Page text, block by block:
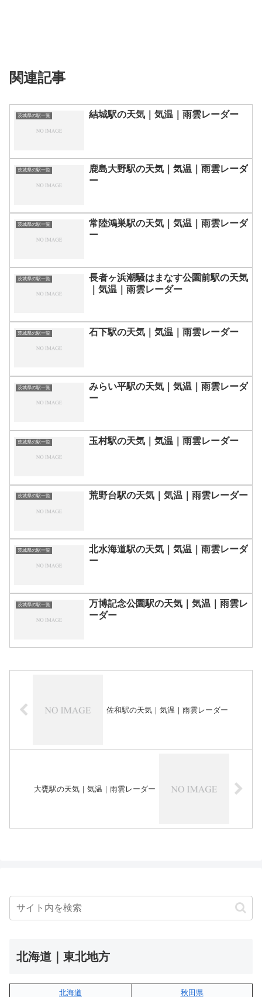
関連記事
茨城県の駅一覧 結城駅の天気｜気温｜雨雲レーダー
茨城県の駅一覧
鹿島大野駅の天気｜気温｜雨雲レーダ
ー
茨城県の駅一覧
常陸鴻巣駅の天気｜気温｜雨雲レーダ
ー
茨城県の駅一覧
長者ヶ浜潮騒はまなす公園前駅の天気
｜気温｜雨雲レーダー
茨城県の駅一覧 石下駅の天気｜気温｜雨雲レーダー
茨城県の駅一覧
みらい平駅の天気｜気温｜雨雲レーダ
ー
茨城県の駅一覧 玉村駅の天気｜気温｜雨雲レーダー
茨城県の駅一覧 荒野台駅の天気｜気温｜雨雲レーダー
茨城県の駅一覧
北水海道駅の天気｜気温｜雨雲レーダ
ー
茨城県の駅一覧
万博記念公園駅の天気｜気温｜雨雲レ
ーダー
佐和駅の天気｜気温｜雨雲レーダー
大甕駅の天気｜気温｜雨雲レーダー
北海道｜東北地方
北海道
秋田県